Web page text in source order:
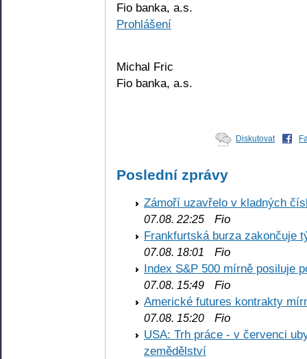
Fio banka, a.s.
Prohlášení
Michal Fric
Fio banka, a.s.
Diskutovat
Poslední zprávy
Zámoří uzavřelo v kladných
07.08. 22:25 Fio
Frankfurtská burza zakončuje
07.08. 18:01
Fio
Index S&P 500 mírně posiluje
07.08. 15:49 Fio
Americké futures kontrakty
07.08. 15:20 Fio
USA: Trh práce - v červenci
zemědělství